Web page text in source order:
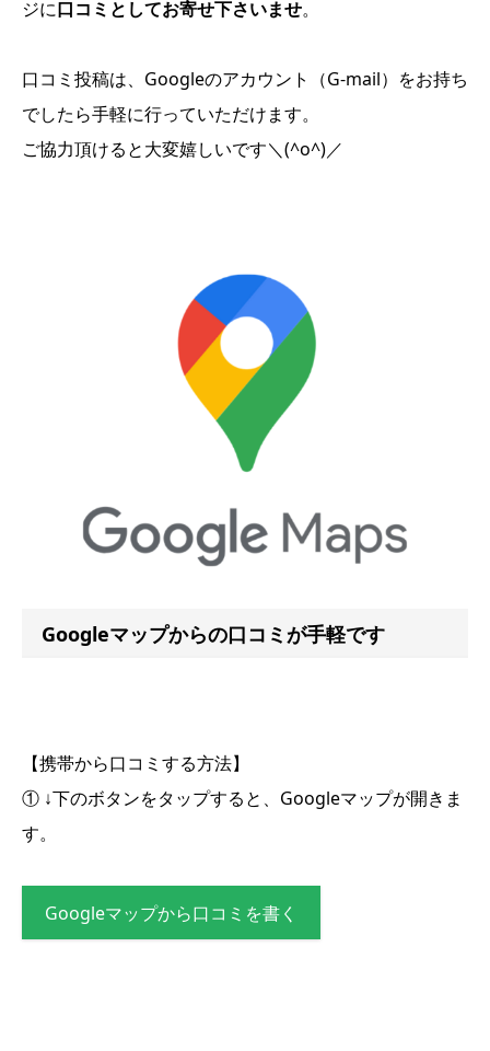
ジに口コミとしてお寄せ下さいませ。
口コミ投稿は、Googleのアカウント（G-mail）をお持ち
でしたら手軽に行っていただけます。
ご協力頂けると大変嬉しいです＼(^o^)／
Googleマップからの口コミが手軽です
【携帯から口コミする方法】
① ↓下のボタンをタップすると、Googleマップが開きま
す。
Googleマップから口コミを書く